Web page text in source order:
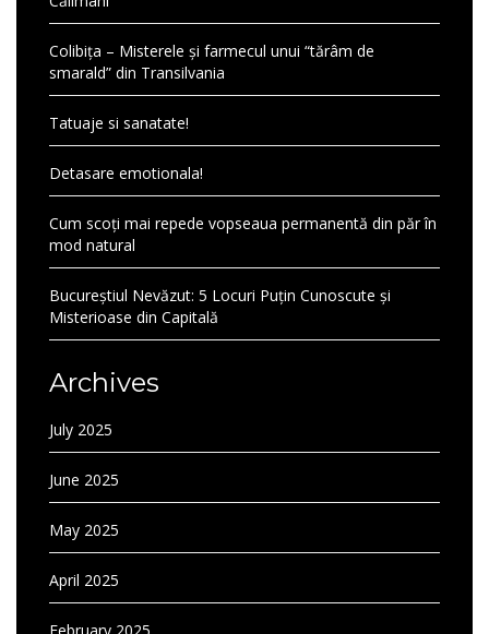
Colibița – Misterele și farmecul unui “tărâm de
smarald” din Transilvania
Tatuaje si sanatate!
Detasare emotionala!
Cum scoți mai repede vopseaua permanentă din păr în
mod natural
Bucureștiul Nevăzut: 5 Locuri Puțin Cunoscute și
Misterioase din Capitală
Archives
July 2025
June 2025
May 2025
April 2025